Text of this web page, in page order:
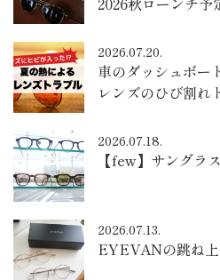
2026.07.20.
車のダッシュボー
レンズのひび割れ
2026.07.18.
【few】サング
2026.07.13.
EYEVANの跳ね